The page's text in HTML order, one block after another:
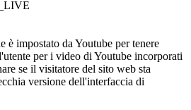
è impostato da Youtube per tenere
per i video di Youtube incorporati
se il visitatore del sito web sta
versione dell'interfaccia di